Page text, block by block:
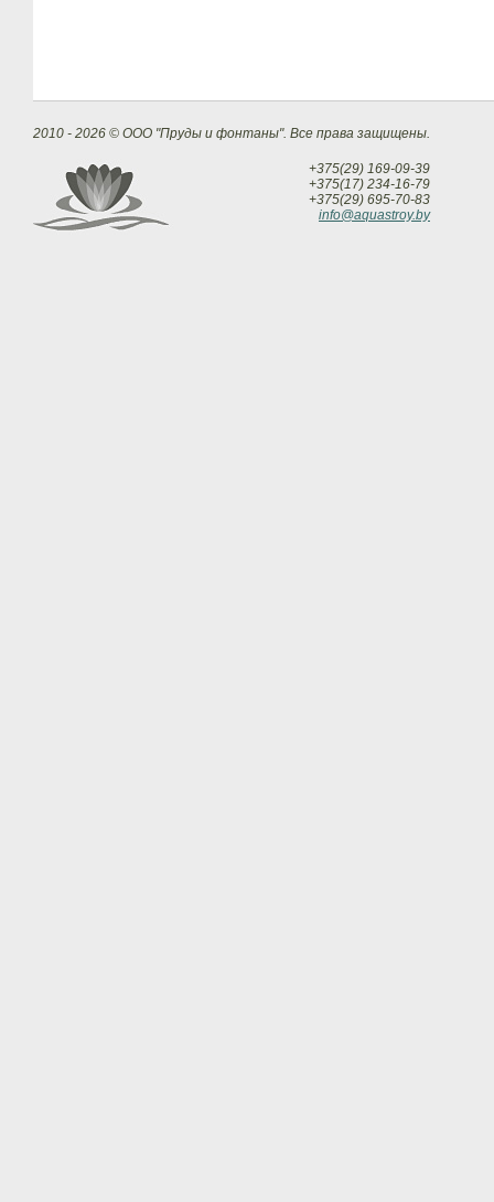
2010 - 2026 © ООО "Пруды и фонтаны". Все права защищены.
+375(29) 169-09-39
+375(17) 234-16-79
+375(29) 695-70-83
info@aquastroy.by